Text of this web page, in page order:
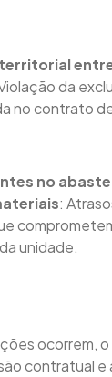
da
no contrato
no
:
unidade.
ocorrem,
contratual e